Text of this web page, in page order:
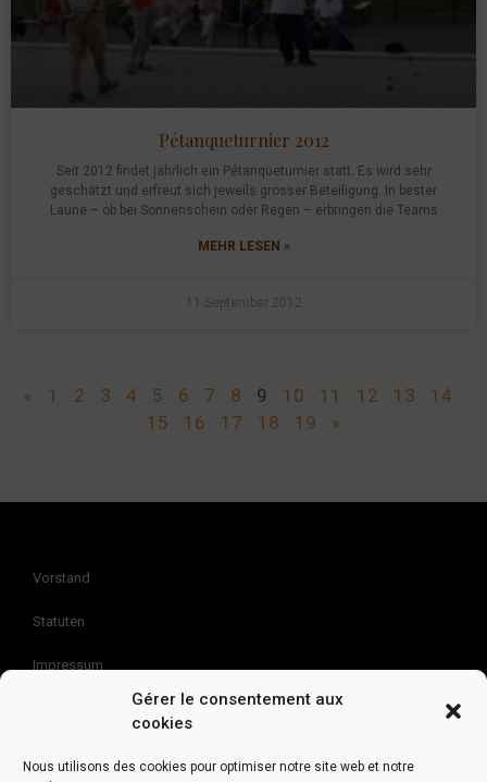
Gérer le consentement aux
cookies
Nous utilisons des cookies pour optimiser notre site web et notre
Pétanqueturnier 2012
Seit 2012 findet jährlich ein Pétanqueturnier statt. Es wird sehr
geschätzt und erfreut sich jeweils grosser Beteiligung. In bester
Laune – ob bei Sonnenschein oder Regen – erbringen die Teams
MEHR LESEN »
11 September 2012
« 1 2 3 4 5 6 7 8 9 10 11 12 13
14
15
16 17 18 19 »
Vorstand
Statuten
Impressum
Association SuissePartage